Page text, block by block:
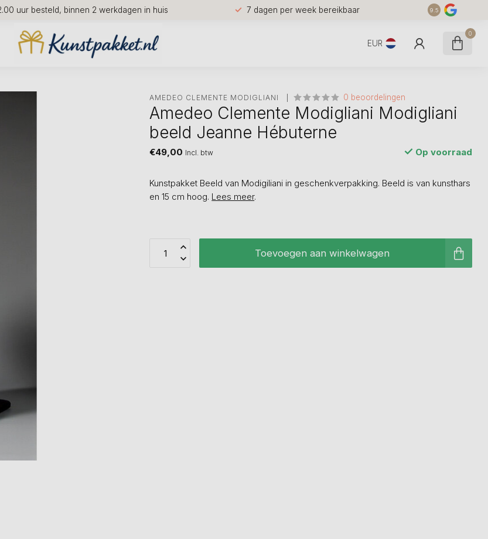
uur besteld, binnen 2 werkdagen in huis 7 dagen per week bereikbaar 9.5
EUR
0
AMEDEO CLEMENTE MODIGLIANI 0 beoordelingen
Amedeo Clemente Modigliani Modigliani
beeld Jeanne Hébuterne
€49,00 Incl. btw Op voorraad
Kunstpakket Beeld van Modigiliani in geschenkverpakking. Beeld is van kunsthars
en 15 cm hoog. Lees meer.
Toevoegen aan winkelwagen